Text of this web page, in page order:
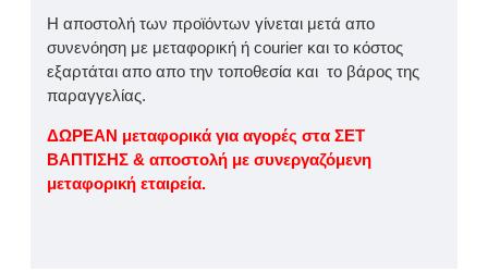
Η αποστολή των προϊόντων γίνεται μετά απο
συνενόηση με μεταφορική ή courier και το κόστος
εξαρτάται απο απο την τοποθεσία και το βάρος της
παραγγελίας.
ΔΩΡΕΑΝ μεταφορικά για αγορές στα ΣΕΤ
ΒΑΠΤΙΣΗΣ & αποστολή με συνεργαζόμενη
μεταφορική εταιρεία.